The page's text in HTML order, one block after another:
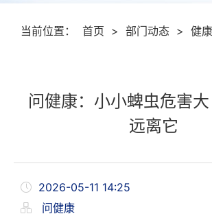
当前位置： 首页 > 部门动态 > 健
问健康：小小蜱虫危害
远离它
2026-05-11 14:25
问健康